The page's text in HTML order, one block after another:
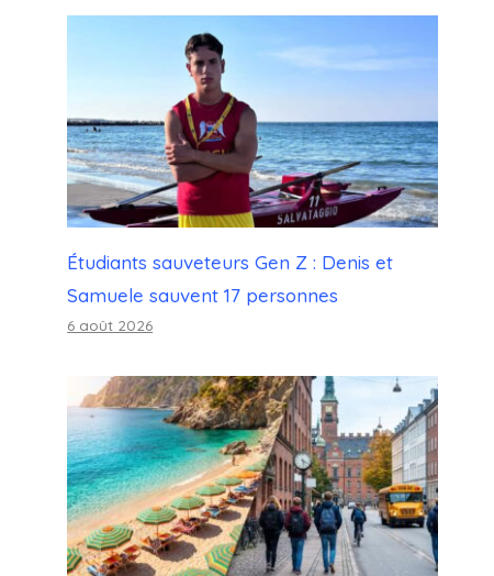
Étudiants sauveteurs Gen Z : Denis et
Samuele sauvent 17 personnes
6 août 2026